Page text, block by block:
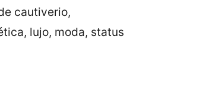
cautiverio,
lujo, moda, status